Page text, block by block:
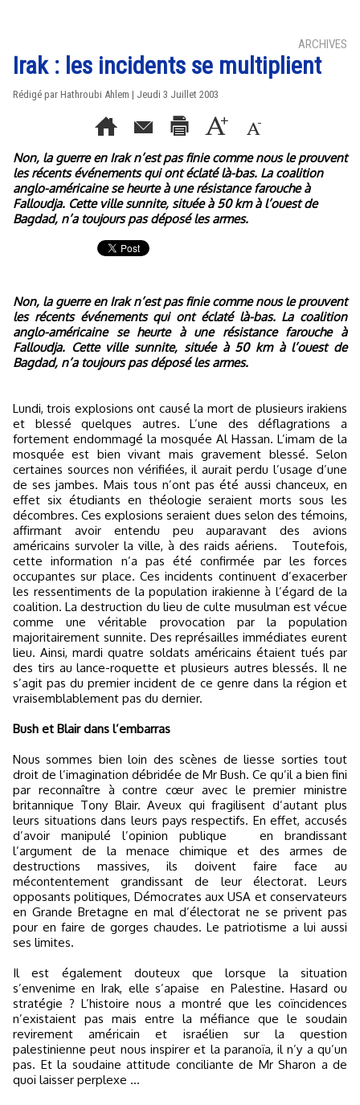
ARCHIVES
Irak : les incidents se multiplient
Rédigé par Hathroubi Ahlem | Jeudi 3 Juillet 2003
Non, la guerre en Irak n’est pas finie comme nous le prouvent
les récents événements qui ont éclaté là-bas. La coalition
anglo-américaine se heurte à une résistance farouche à
Falloudja. Cette ville sunnite, située à 50 km à l’ouest de
Bagdad, n’a toujours pas déposé les armes.
Non, la guerre en Irak n’est pas finie comme nous le prouvent
les récents événements qui ont éclaté là-bas. La coalition
anglo-américaine se heurte à une résistance farouche à
Falloudja. Cette ville sunnite, située à 50 km à l’ouest de
Bagdad, n’a toujours pas déposé les armes.
Lundi, trois explosions ont causé la mort de plusieurs irakiens
et blessé quelques autres. L’une des déflagrations a
fortement endommagé la mosquée Al Hassan. L’imam de la
mosquée est bien vivant mais gravement blessé. Selon
certaines sources non vérifiées, il aurait perdu l’usage d’une
de ses jambes. Mais tous n’ont pas été aussi chanceux, en
effet six étudiants en théologie seraient morts sous les
décombres. Ces explosions seraient dues selon des témoins,
affirmant avoir entendu peu auparavant des avions
américains survoler la ville, à des raids aériens.
Toutefois,
cette information n’a pas été confirmée par les forces
occupantes sur place. Ces incidents continuent d’exacerber
les ressentiments de la population irakienne à l’égard de la
coalition. La destruction du lieu de culte musulman est vécue
comme une véritable provocation par la population
majoritairement sunnite. Des représailles immédiates eurent
lieu. Ainsi, mardi quatre soldats américains étaient tués par
des tirs au lance-roquette et plusieurs autres blessés. Il ne
s’agit pas du premier incident de ce genre dans la région et
vraisemblablement pas du dernier.
Bush et Blair dans l’embarras
Nous sommes bien loin des scènes de liesse sorties tout
droit de l’imagination débridée de Mr Bush. Ce qu’il a bien fini
par reconnaître à contre cœur avec le premier ministre
britannique Tony Blair. Aveux qui fragilisent d’autant plus
leurs situations dans leurs pays respectifs. En effet, accusés
d’avoir manipulé l’opinion publique
en brandissant
l’argument de la menace chimique et des armes de
destructions massives, ils doivent faire face au
mécontentement grandissant de leur électorat. Leurs
opposants politiques, Démocrates aux USA et conservateurs
en Grande Bretagne en mal d’électorat ne se privent pas
pour en faire de gorges chaudes. Le patriotisme a lui aussi
ses limites.
Il est également douteux que lorsque la situation
s’envenime en Irak, elle s’apaise
en Palestine. Hasard ou
stratégie ? L’histoire nous a montré que les coïncidences
n’existaient pas mais entre la méfiance que le soudain
revirement américain et israélien sur la question
palestinienne peut nous inspirer et la paranoïa, il n’y a qu’un
pas. Et la soudaine attitude conciliante de Mr Sharon a de
quoi laisser perplexe …